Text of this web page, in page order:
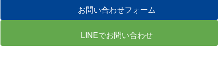
お問い合わせフォーム
LINEでお問い合わせ